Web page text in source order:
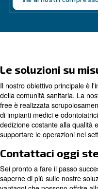
Adatti ai settori
alimentare e altro
aria di qualità senza